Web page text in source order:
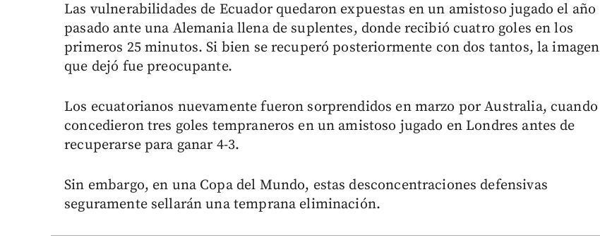
Las vulnerabilidades de Ecuador quedaron expuestas en un amistoso jugado el año
pasado ante una Alemania llena de suplentes, donde recibió cuatro goles en los
primeros 25 minutos. Si bien se recuperó posteriormente con dos tantos, la imagen
que dejó fue preocupante.
Los ecuatorianos nuevamente fueron sorprendidos en marzo por Australia, cuando
concedieron tres goles tempraneros en un amistoso jugado en Londres antes de
recuperarse para ganar 4-3.
Sin embargo, en una Copa del Mundo, estas desconcentraciones defensivas
seguramente sellarán una temprana eliminación.